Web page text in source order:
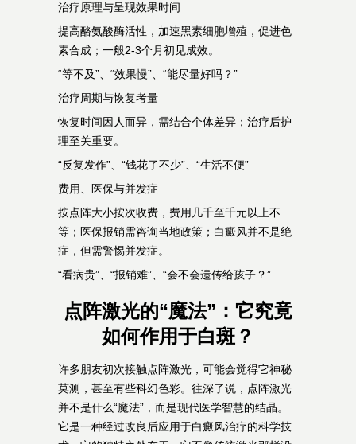
治疗原理与呈现效果时间
提高酪氨酸酶活性，加速黑素细胞增殖，促进色
素合成；一般2-3个月初见成效。
“等不及”、“效果慢”、“能尽量好吗？”
治疗周期与恢复考量
恢复时间因人而异，需结合个体差异；治疗后护
理至关重要。
“反复发作”、“钱花了不少”、“生活不便”
费用、医保与并发症
按点阵大小按次收费，费用几千至千元以上不
等；医保报销需咨询当地政策；白癜风并不是绝
症，但需警惕并发症。
“看病贵”、“报销难”、“会不会遗传给孩子？”
点阵激光的“魔法”：它究竟
如何作用于白斑？
许多朋友初次接触点阵激光，可能会觉得它神秘
莫测，甚至有些科幻色彩。往深了说，点阵激光
并不是什么“魔法”，而是现代医学智慧的结晶。
它是一种经过改良后应用于白癜风治疗的科学技